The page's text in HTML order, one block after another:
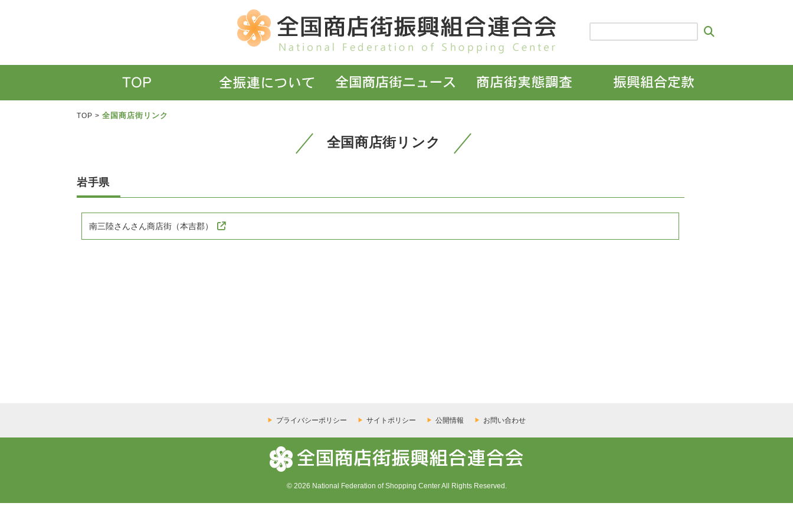
TOP > 全国商店街リンク
全国商店街リンク
岩手県
南三陸さんさん商店街（本吉郡）
プライバシーポリシー サイトポリシー 公開情報 お問い合わせ
© 2026 National Federation of Shopping Center All Rights Reserved.